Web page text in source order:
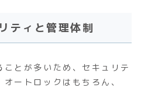
ティと管理体制
とが多いため、セキュリテ
ートロックはもちろん、